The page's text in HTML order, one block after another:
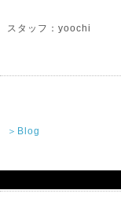
スタッフ：yoochi
＞Blog